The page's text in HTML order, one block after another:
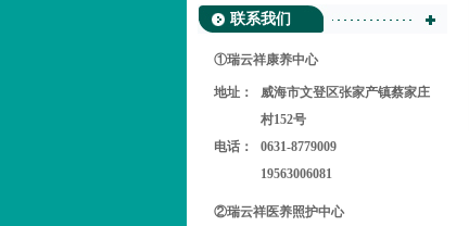
联系我们
①瑞云祥康养中心
地址：
威海市文登区张家产镇蔡家庄
村152号
电话：
0631-8779009
19563006081
②瑞云祥医养照护中心